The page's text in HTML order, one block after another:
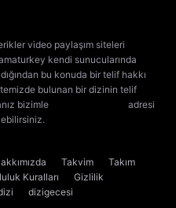
video paylaşım siteleri
kendi sunucularında
bu konuda bir telif hakkı
bulunan bir dizinin telif
bizimle
adresi
Takvim
Takım
Kuralları
Gizlilik
dizigecesi